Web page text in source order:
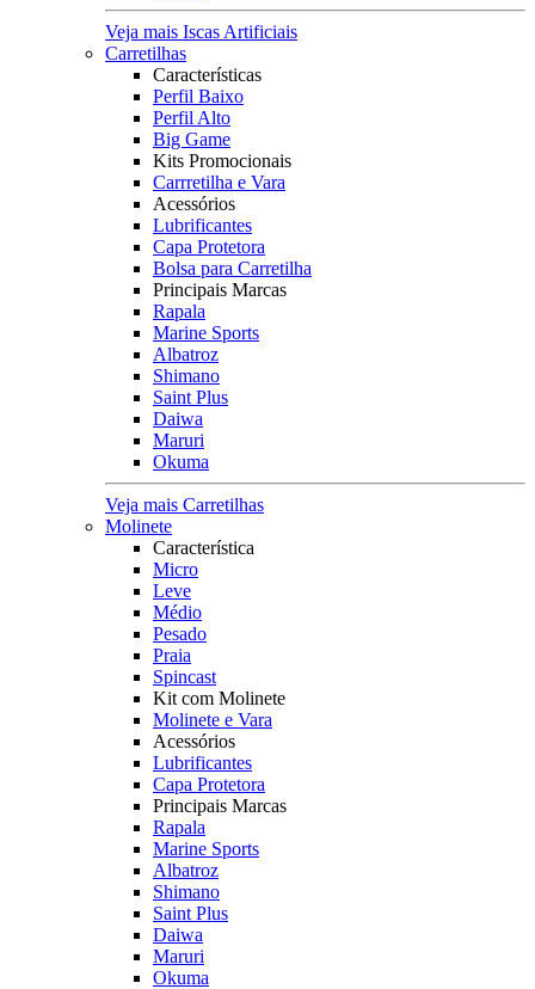
Veja mais Iscas Artificiais
Carretilhas
Características
Perfil Baixo
Perfil Alto
Big Game
Kits Promocionais
Carrretilha e Vara
Acessórios
Lubrificantes
Capa Protetora
Bolsa para Carretilha
Principais Marcas
Rapala
Marine Sports
Albatroz
Shimano
Saint Plus
Daiwa
Maruri
Okuma
Veja mais Carretilhas
Molinete
Característica
Micro
Leve
Médio
Pesado
Praia
Spincast
Kit com Molinete
Molinete e Vara
Acessórios
Lubrificantes
Capa Protetora
Principais Marcas
Rapala
Marine Sports
Albatroz
Shimano
Saint Plus
Daiwa
Maruri
Okuma